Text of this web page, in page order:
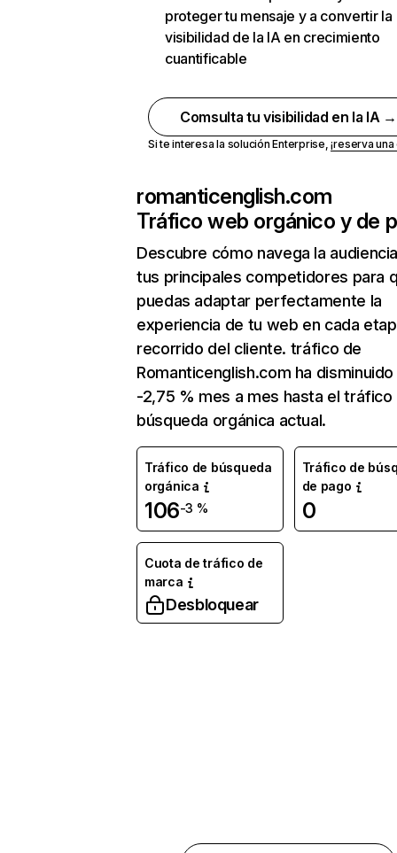
proteger tu mensaje y a convertir la
visibilidad de la IA en crecimiento
cuantificable
Comsulta tu visibilidad en la IA →
Si te interesa la solución Enterprise,¡reserva
romanticenglish.com
Tráfico web orgánico y de
Descubre cómo navega la
tus principales competidores para
puedas adaptar perfectamente la
experiencia de tu web en cada
recorrido del cliente. tráfico de
Romanticenglish.com ha disminuido
-2,75 % mes a mes hasta el tráfico
búsqueda orgánica actual.
Tráfico de búsqueda
orgánica
106-3 %
Tráfico de
de pago
0
Cuota de tráfico de
marca
Desbloquear